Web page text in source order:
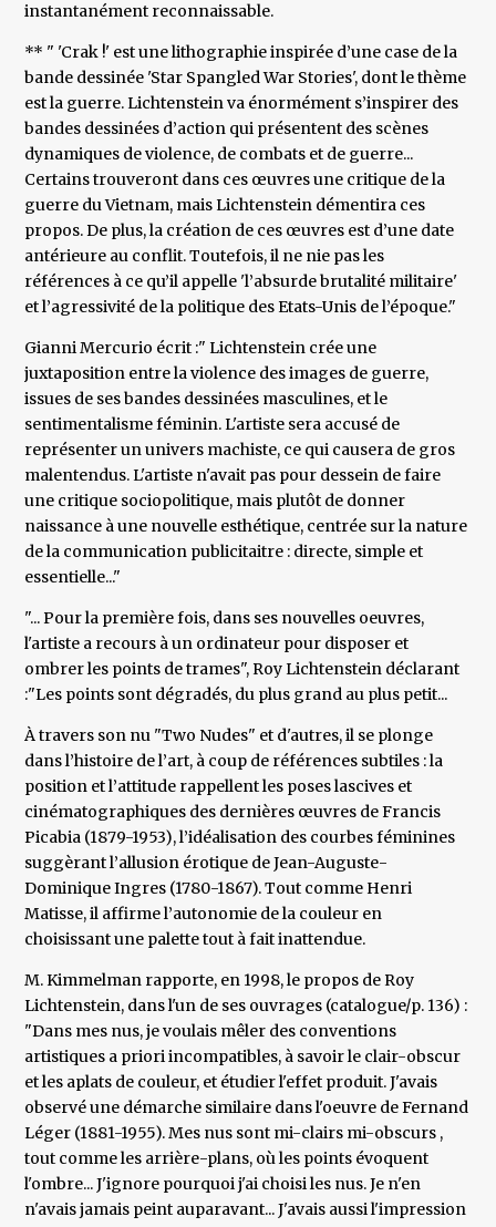
instantanément reconnaissable.
** " 'Crak !' est une lithographie inspirée d’une case de la
bande dessinée 'Star Spangled War Stories', dont le thème
est la guerre. Lichtenstein va énormément s’inspirer des
bandes dessinées d’action qui présentent des scènes
dynamiques de violence, de combats et de guerre...
Certains trouveront dans ces œuvres une critique de la
guerre du Vietnam, mais Lichtenstein démentira ces
propos. De plus, la création de ces œuvres est d’une date
antérieure au conflit. Toutefois, il ne nie pas les
références à ce qu’il appelle 'l’absurde brutalité militaire'
et l’agressivité de la politique des Etats-Unis de l’époque."
Gianni Mercurio écrit :" Lichtenstein crée une
juxtaposition entre la violence des images de guerre,
issues de ses bandes dessinées masculines, et le
sentimentalisme féminin. L'artiste sera accusé de
représenter un univers machiste, ce qui causera de gros
malentendus. L'artiste n'avait pas pour dessein de faire
une critique sociopolitique, mais plutôt de donner
naissance à une nouvelle esthétique, centrée sur la nature
de la communication publicitaitre : directe, simple et
essentielle..."
"... Pour la première fois, dans ses nouvelles oeuvres,
l'artiste a recours à un ordinateur pour disposer et
ombrer les points de trames", Roy Lichtenstein déclarant
:"Les points sont dégradés, du plus grand au plus petit...
À travers son nu "Two Nudes" et d'autres, il se plonge
dans l’histoire de l’art, à coup de références subtiles : la
position et l’attitude rappellent les poses lascives et
cinématographiques des dernières œuvres de Francis
Picabia (1879-1953), l’idéalisation des courbes féminines
suggèrant l’allusion érotique de Jean-Auguste-
Dominique Ingres (1780-1867). Tout comme Henri
Matisse, il affirme l’autonomie de la couleur en
choisissant une palette tout à fait inattendue.
M. Kimmelman rapporte, en 1998, le propos de Roy
Lichtenstein, dans l'un de ses ouvrages (catalogue/p. 136) :
"Dans mes nus, je voulais mêler des conventions
artistiques a priori incompatibles, à savoir le clair-obscur
et les aplats de couleur, et étudier l'effet produit. J'avais
observé une démarche similaire dans l'oeuvre de Fernand
Léger (1881-1955). Mes nus sont mi-clairs mi-obscurs ,
tout comme les arrière-plans, où les points évoquent
l'ombre... J'ignore pourquoi j'ai choisi les nus. Je n'en
n'avais jamais peint auparavant... J'avais aussi l'impression